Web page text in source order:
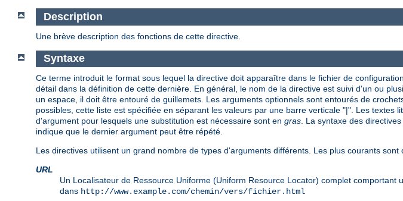
Description
Une brève description des fonctions de cette directive.
Syntaxe
Ce terme introduit le format sous lequel la directive doit apparaître dans le fichier de
détail dans la définition de cette dernière. En général, le nom de la directive est suivi d'un ou
un espace, il doit être entouré de guillemets. Les arguments optionnels sont entourés de
possibles, cette liste est spécifiée en séparant les valeurs par une barre verticale "|". Les
d'argument pour lesquels une substitution est nécessaire sont en gras . La syntaxe des
indique que le dernier argument peut être répété.
Les directives utilisent un grand nombre de types d'arguments différents. Les plus courants sont
URL
Un Localisateur de Ressource Uniforme (Uniform Resource Locator) complet
dans http://www.example.com/chemin/vers/fichier.html